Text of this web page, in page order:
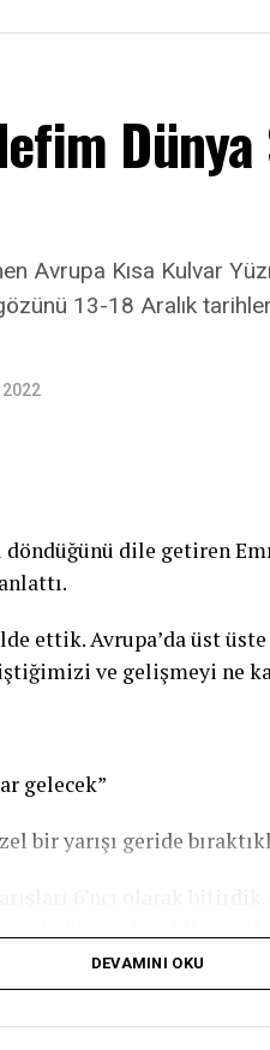
Dünya
Avrupa Kısa Kulvar
13-18 Aralık
dile getiren
ettik. Avrupa’da üst
ve gelişmeyi ne
gelecek”
bir yarışı geride
ediyor, hiç ara vermiyoruz.
iyi performansı
derecelerimi
DEVAMINI OKU